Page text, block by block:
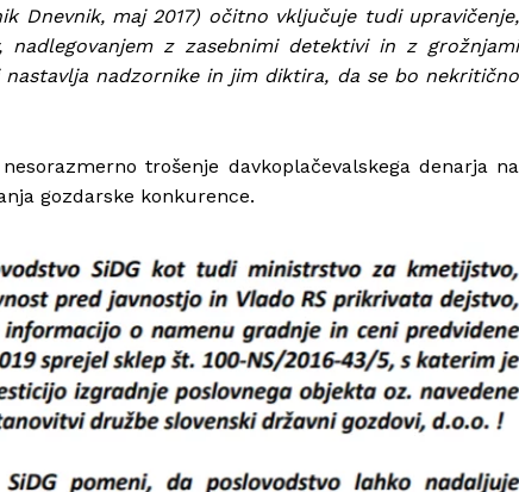
Dnevnik, maj 2017) očitno vključuje tudi upravičenje,
z zasebnimi detektivi in z grožnjami
nadzornike in jim diktira, da se bo nekritično
trošenje davkoplačevalskega denarja na
gozdarske konkurence.